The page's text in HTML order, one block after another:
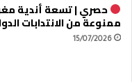
حصري | تسعة أندية
ممنوعة من الانتدابات
15/07/2026